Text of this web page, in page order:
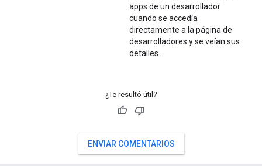
apps de un desarrollador
cuando se accedía
directamente a la página de
desarrolladores y se veían sus
detalles.
¿Te resultó útil?
ENVIAR COMENTARIOS